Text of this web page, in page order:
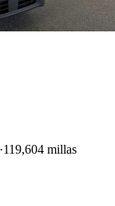
119,604 millas